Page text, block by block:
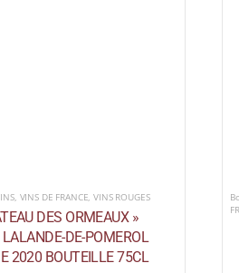
, VINS DE FRANCE,VINS ROUGES
DES ORMEAUX »
LALANDE-DE-POMEROL
2020 BOUTEILLE 75CL